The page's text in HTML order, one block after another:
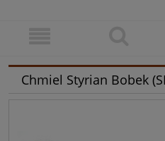
Chmiel Styrian Bobek